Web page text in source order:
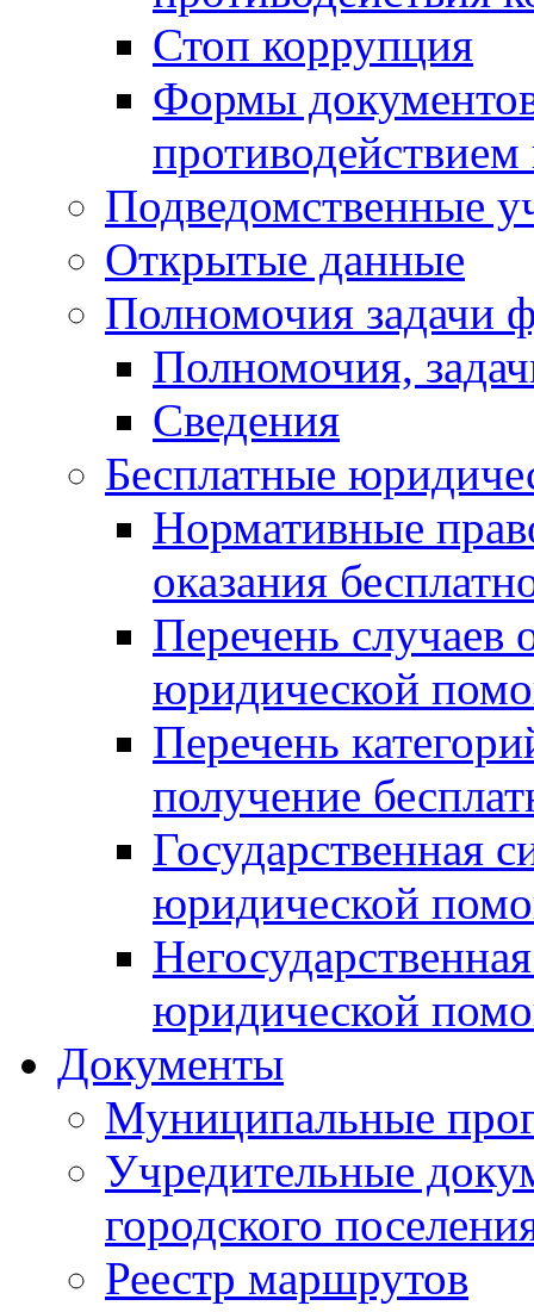
Стоп коррупция
Формы
Подведомственные
Открытые данные
Полномочия задачи
Полномочия,
Сведения
Бесплатные
Нормативные
оказания
Перечень случаев
юридической
Перечень
получение
Государственная
юридической
юридической
Документы
Муниципальные
Учредительные
городского
Реестр маршрутов